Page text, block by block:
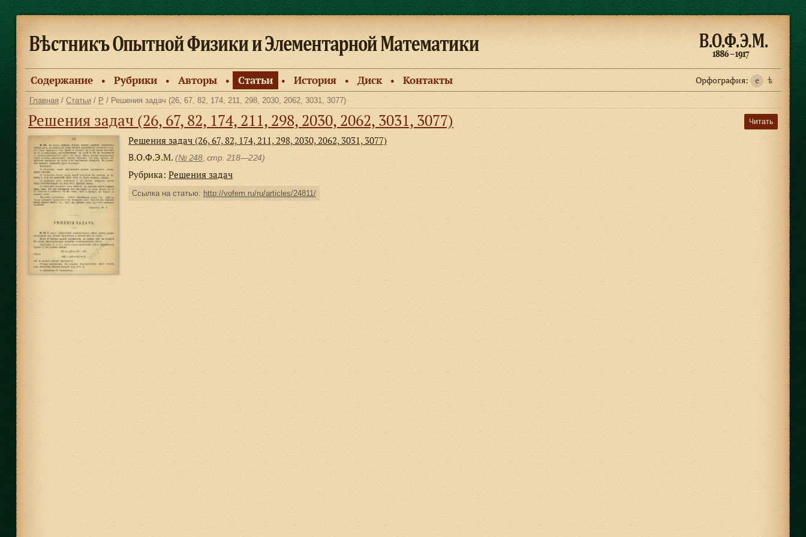
Содержание ● Рубрики ● Авторы ● Статьи ● История ● Диск ● Контакты Орфография: e ѣ
Главная / Статьи / Р / Решения задач (26, 67, 82, 174, 211, 298, 2030, 2062, 3031, 3077)
Читать
Решения задач (26, 67, 82, 174, 211, 298, 2030, 2062, 3031, 3077)
Решения задач (26, 67, 82, 174, 211, 298, 2030, 2062, 3031, 3077)
В.О.Ф.Э.М. (№ 248, стр. 218—224)
Рубрика: Решения задач
Ссылка на статью: http://vofem.ru/ru/articles/24811/